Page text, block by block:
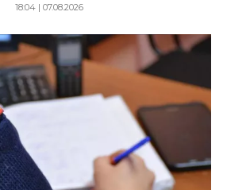
18:04 | 07.08.2026